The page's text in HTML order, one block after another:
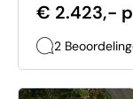
€ 2.423,-
2